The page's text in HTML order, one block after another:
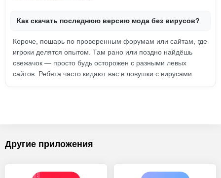
Как скачать последнюю версию мода без вирусов?
Короче, пошарь по проверенным форумам или сайтам, где
игроки делятся опытом. Там рано или поздно найдёшь
свежачок — просто будь осторожен с разными левых
сайтов. Ребята часто кидают вас в ловушки с вирусами.
Другие приложения